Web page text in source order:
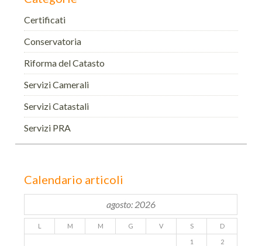
Certificati
Conservatoria
Riforma del Catasto
Servizi Camerali
Servizi Catastali
Servizi PRA
Calendario articoli
agosto: 2026
L M M G V S D
1 2